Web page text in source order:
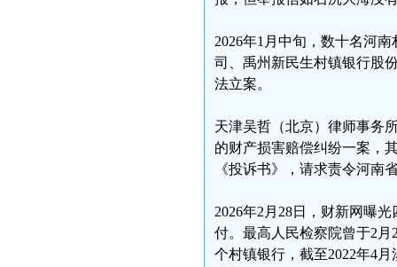
2026年1月中旬，数十名河
司、禹州新民生村镇银行股
法立案。
天津吴哲（北京）律师事务
的财产损害赔偿纠纷一案，
《投诉书》，请求责令河南
2026年2月28日，财新网曝
付。最高人民检察院曾于2
个村镇银行，截至2022年4